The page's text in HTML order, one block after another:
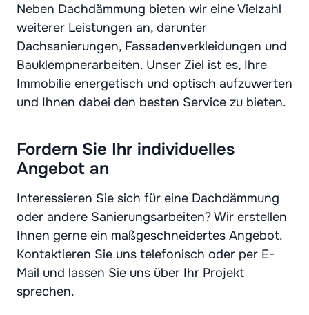
Neben Dachdämmung bieten wir eine Vielzahl
weiterer Leistungen an, darunter
Dachsanierungen, Fassadenverkleidungen und
Bauklempnerarbeiten. Unser Ziel ist es, Ihre
Immobilie energetisch und optisch aufzuwerten
und Ihnen dabei den besten Service zu bieten.
Fordern Sie Ihr individuelles
Angebot an
Interessieren Sie sich für eine Dachdämmung
oder andere Sanierungsarbeiten? Wir erstellen
Ihnen gerne ein maßgeschneidertes Angebot.
Kontaktieren Sie uns telefonisch oder per E-
Mail und lassen Sie uns über Ihr Projekt
sprechen.